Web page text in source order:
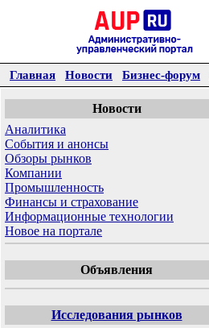
Главная Новости Бизнес-форум
Новости
Аналитика
События и анонсы
Обзоры рынков
Компании
Промышленность
Финансы и страхование
Информационные технологии
Новое на портале
Объявления
Исследования рынков